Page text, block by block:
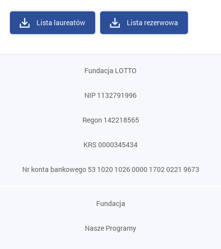
Lista laureatów Lista rezerwowa
Fundacja LOTTO
NIP 1132791996
Regon 142218565
KRS 0000345434
Nr konta bankowego 53 1020 1026 0000 1702 0221 9673
Fundacja
Nasze Programy